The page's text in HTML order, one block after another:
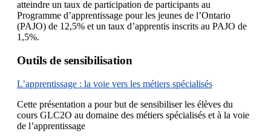
atteindre un taux de participation de participants au
Programme d’apprentissage pour les jeunes de l’Ontario
(PAJO) de 12,5% et un taux d’apprentis inscrits au PAJO de
1,5%.
Outils de sensibilisation
L’apprentissage : la voie vers les métiers spécialisés
Cette présentation a pour but de sensibiliser les élèves du
cours GLC2O au domaine des métiers spécialisés et à la voie
de l’apprentissage